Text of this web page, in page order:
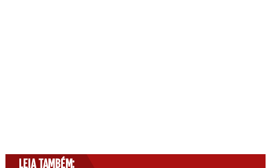
LEIA TAMBÉM: